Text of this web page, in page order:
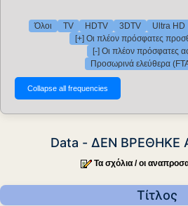
Όλοι TV HDTV 3DTV Ultra HD
[+] Οι πλέον πρόσφατες
[-] Οι πλέον πρόσφατες
Προσωρινά ελεύθερα
Data - ΔΕΝ ΒΡΕΘΗΚΕ
Τα σχόλια / οι
Τίτλος